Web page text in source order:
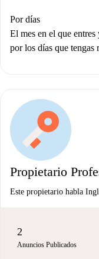
Por días
El mes en el que
por los días que tengas
Propietario
Este propietario habla
2
Anuncios Publicados